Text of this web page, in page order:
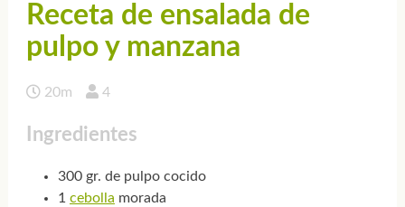
Receta de ensalada de
pulpo y manzana
20m 4
Ingredientes
300 gr. de pulpo cocido
1 cebolla morada